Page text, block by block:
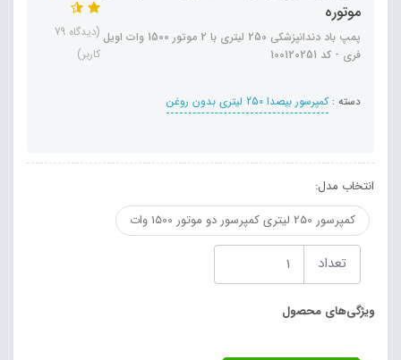
موتوره
پمپ باد دندانپزشکی 250 لیتری با 2 موتور 1500 وات اویل
فری - کد 100120251
دسته :کمپرسور بیصدا 250 لیتری بدون روغن
(دیدگاه 79
کاربر)
انتخاب مدل:
کمپرسور 250 لیتری کمپرسور دو موتور 1500 وات
تعداد
ویژگی‌های محصول